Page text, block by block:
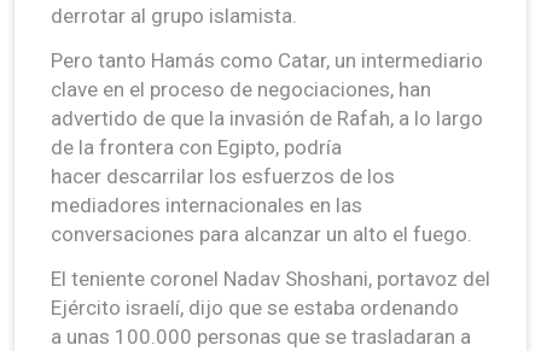
derrotar al grupo islamista.
Pero tanto Hamás como Catar, un intermediario
clave en el proceso de negociaciones, han
advertido de que la invasión de Rafah, a lo largo
de la frontera con Egipto, podría
hacer descarrilar los esfuerzos de los
mediadores internacionales en las
conversaciones para alcanzar un alto el fuego.
El teniente coronel Nadav Shoshani, portavoz del
Ejército israelí, dijo que se estaba ordenando
a unas 100.000 personas que se trasladaran a